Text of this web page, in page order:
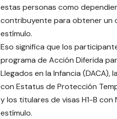
estas personas como
contribuyente para obtener un
estímulo.
Eso significa que los
programa de Acción Diferida
Llegados en la Infancia (DACA),
con Estatus de Protección
y los titulares de visas H1-B
estímulo.